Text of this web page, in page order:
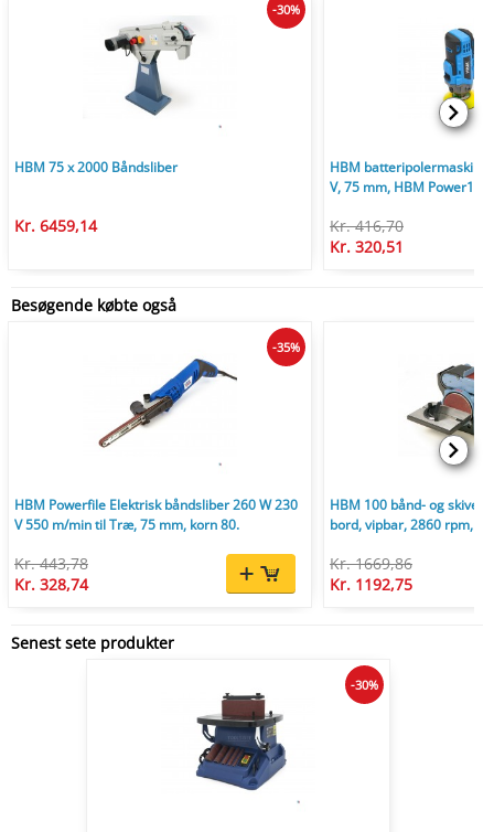
HBM 75 x 2000 Båndsliber
Kr. 6459,14
-30%
HBM batteripolermaskine
V, 75 mm, HBM Power10
Kr. 416,70
Kr. 320,51
Besøgende købte også
HBM Powerfile Elektrisk båndsliber 260 W 230
V 550 m/min til Træ, 75 mm, korn 80.
Kr. 443,78
Kr. 328,74
-35%
HBM 100 bånd- og
bord, vipbar, 2860 rpm, til
Kr. 1669,86
Kr. 1192,75
Senest sete produkter
-30%